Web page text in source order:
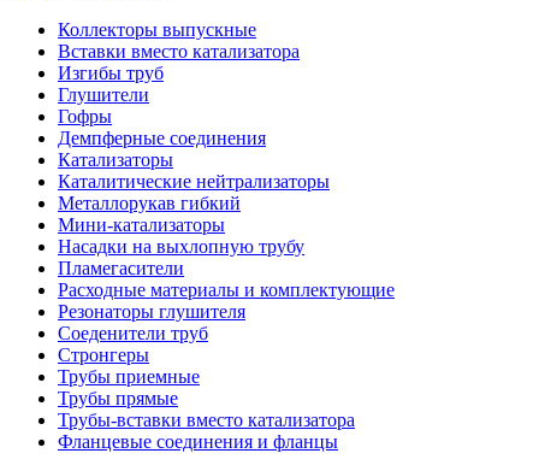
Коллекторы выпускные
Вставки вместо катализатора
Изгибы труб
Глушители
Гофры
Демпферные соединения
Катализаторы
Каталитические нейтрализаторы
Металлорукав гибкий
Мини-катализаторы
Насадки на выхлопную трубу
Пламегасители
Расходные материалы и комплектующие
Резонаторы глушителя
Соеденители труб
Стронгеры
Трубы приемные
Трубы прямые
Трубы-вставки вместо катализатора
Фланцевые соединения и фланцы